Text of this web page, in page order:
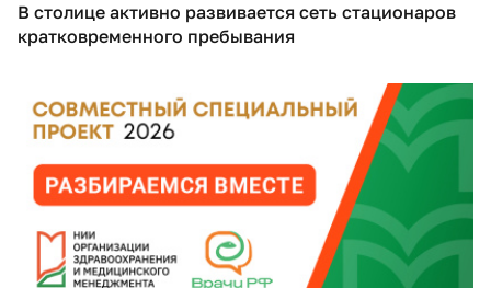
В столице активно развивается сеть стационаров
кратковременного пребывания